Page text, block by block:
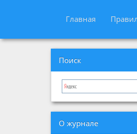
Главная
Поиск
О журнале